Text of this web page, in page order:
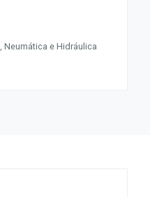
Neumática e Hidráulica